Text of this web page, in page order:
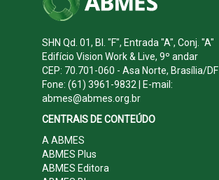
SHN Qd. 01, Bl. "F", Entrada "A", Conj. "A"
Edifício Vision Work & Live, 9º andar
CEP: 70.701-060 - Asa Norte, Brasília/DF
Fone: (61) 3961-9832 | E-mail:
abmes@abmes.org.br
CENTRAIS DE CONTEÚDO
A ABMES
ABMES Plus
ABMES Editora